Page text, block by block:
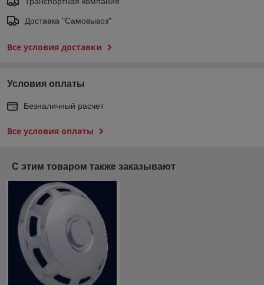
Доставка "Самовывоз"
Все условия доставки
Условия оплаты
Безналичный расчет
Все условия оплаты
С этим товаром также заказывают